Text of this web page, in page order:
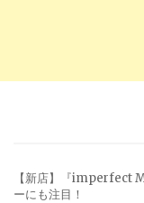
【新店】『imperfect
ーにも注目！